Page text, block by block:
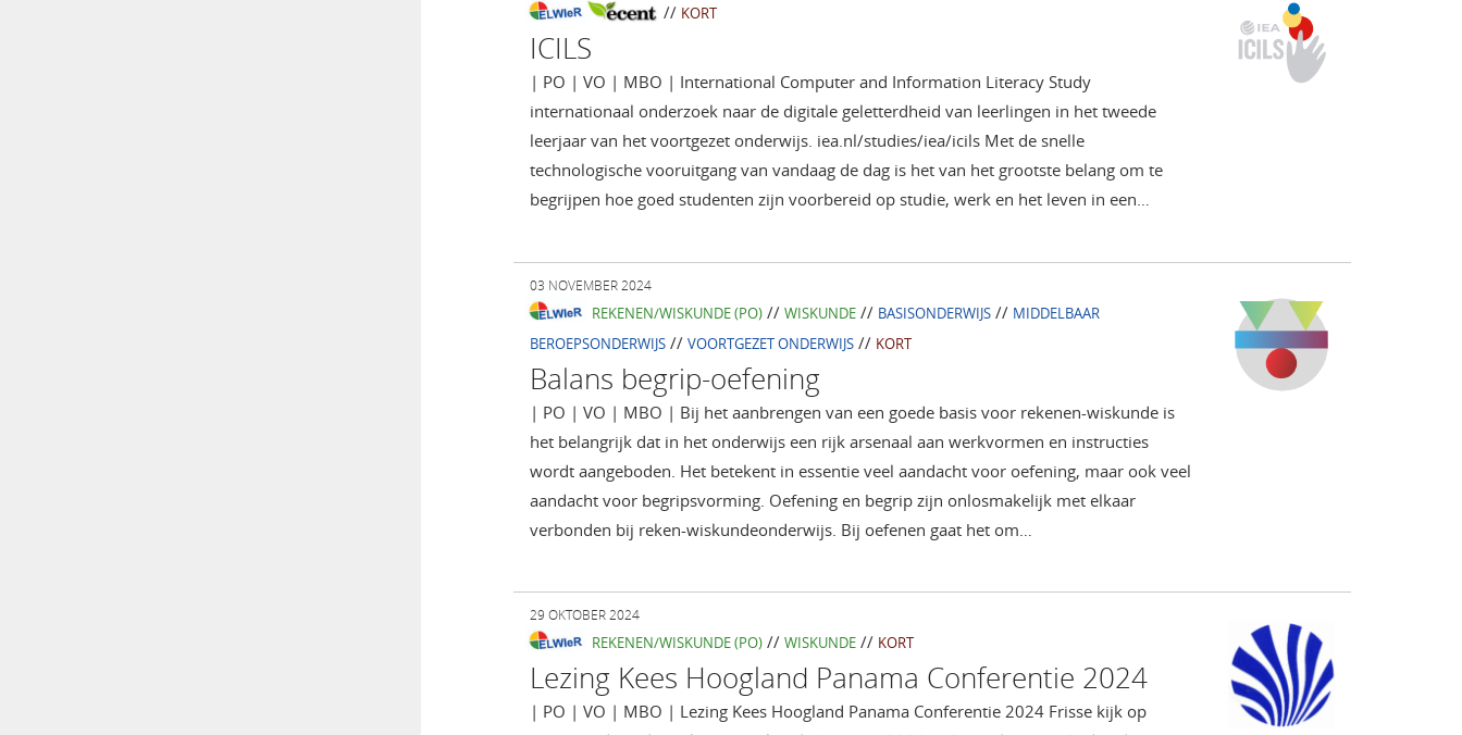
// KORT
ICILS
| PO | VO | MBO | International Computer and Information Literacy Study
internationaal onderzoek naar de digitale geletterdheid van leerlingen in het tweede
leerjaar van het voortgezet onderwijs. iea.nl/studies/iea/icils Met de snelle
technologische vooruitgang van vandaag de dag is het van het grootste belang om te
begrijpen hoe goed studenten zijn voorbereid op studie, werk en het leven in een…
03 NOVEMBER 2024
REKENEN/WISKUNDE (PO) //WISKUNDE // BASISONDERWIJS // MIDDELBAAR
BEROEPSONDERWIJS // VOORTGEZET ONDERWIJS // KORT
Balans begrip-oefening
| PO | VO | MBO | Bij het aanbrengen van een goede basis voor rekenen-wiskunde is
het belangrijk dat in het onderwijs een rijk arsenaal aan werkvormen en instructies
wordt aangeboden. Het betekent in essentie veel aandacht voor oefening, maar ook veel
aandacht voor begripsvorming. Oefening en begrip zijn onlosmakelijk met elkaar
verbonden bij reken-wiskundeonderwijs. Bij oefenen gaat het om…
29 OKTOBER 2024
REKENEN/WISKUNDE (PO) //WISKUNDE // KORT
Lezing Kees Hoogland Panama Conferentie 2024
| PO | VO | MBO | Lezing Kees Hoogland Panama Conferentie 2024 Frisse kijk op